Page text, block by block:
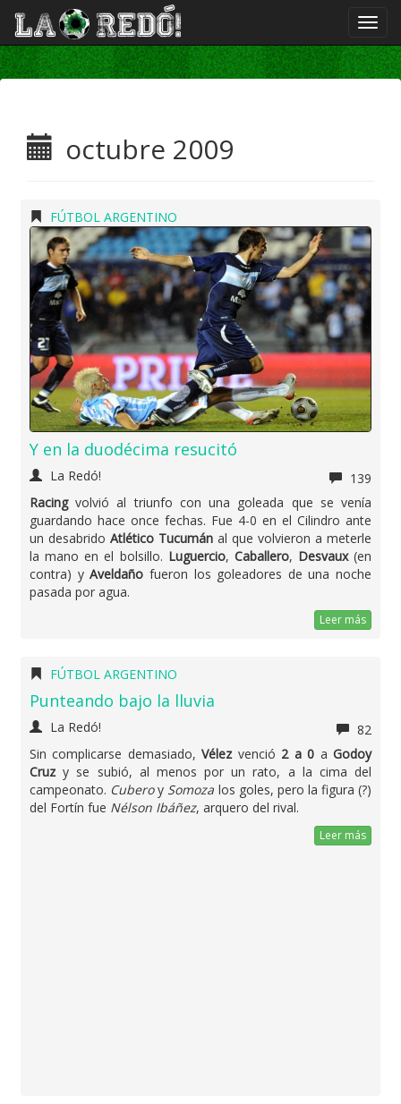
octubre 2009
FÚTBOL ARGENTINO
Y en la duodécima resucitó
La Redó!
139
Racingvolvió al triunfo con una goleada que se venía
guardando hace once fechas. Fue 4-0 en el Cilindro ante
un desabrido Atlético Tucumán al que volvieron a meterle
la mano en el bolsillo. Luguercio, Caballero, Desvaux(en
contra) yAveldaño fueron los goleadores de una noche
pasada por agua.
Leer más
FÚTBOL ARGENTINO
Punteando bajo la lluvia
La Redó!
82
Sin complicarse demasiado,Vélez venció 2 a 0 aGodoy
Cruzy se subió, al menos por un rato, a la cima del
campeonato. Cuberoy Somoza los goles, pero la figura (?)
del Fortín fue Nélson Ibáñez, arquero del rival.
Leer más